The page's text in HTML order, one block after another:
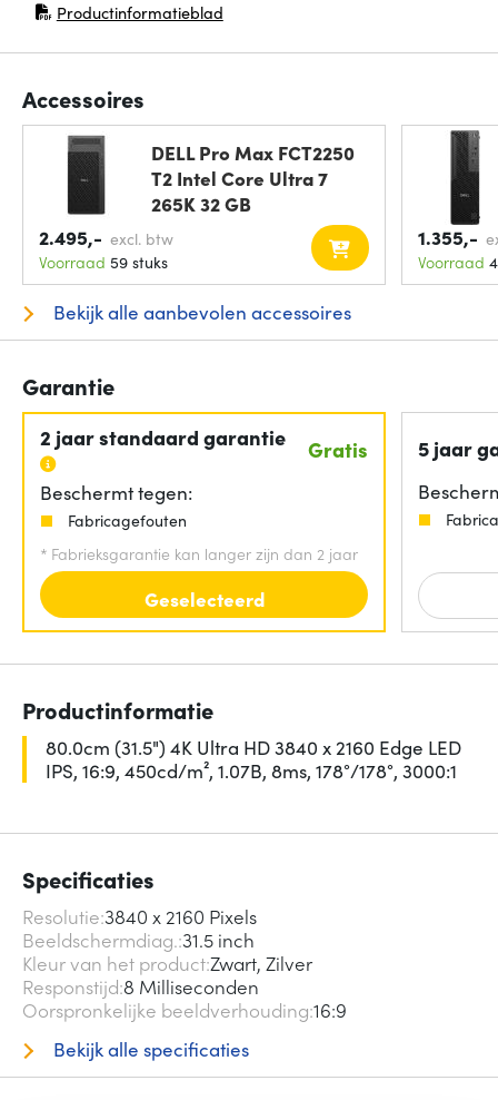
Productinformatieblad
(opent in nieuw venster)
Accessoires
DELL Pro Max FCT2250
T2 Intel Core Ultra 7
265K 32 GB
2.495,- excl. btw
Voorraad 59 stuks
1.355,-
Voorraad
Bekijk alle aanbevolen accessoires
Garantie
2 jaar standaard garantie Gratis
Beschermt tegen:
Fabricagefouten
* Fabrieksgarantie kan langer zijn dan 2 jaar
Geselecteerd
5 jaar
Productinformatie
80.0cm (31.5") 4K Ultra HD 3840 x 2160 Edge LED
IPS, 16:9, 450cd/m², 1.07B, 8ms, 178°/178°, 3000:1
Specificaties
Resolutie 3840 x 2160 Pixels
Beeldschermdiag. 31.5 inch
Kleur van het productZwart, Zilver
Responstijd 8 Milliseconden
Oorspronkelijke beeldverhouding 16:9
Bekijk alle specificaties